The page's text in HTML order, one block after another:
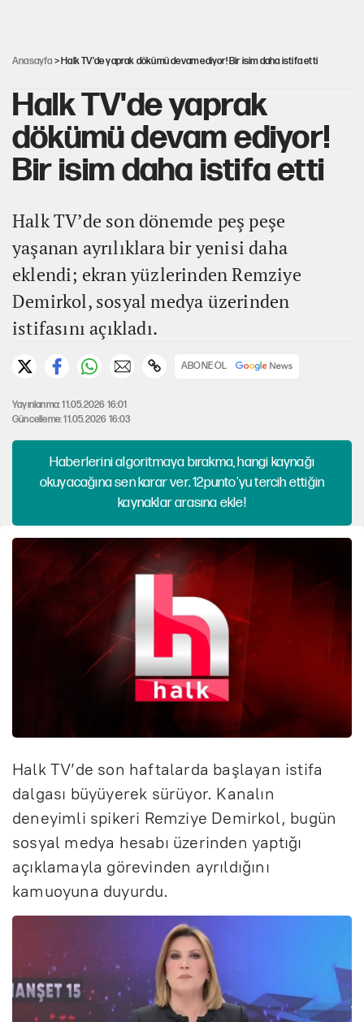
Anasayfa > Halk TV'de yaprak dökümü devam ediyor! Bir isim daha istifa etti
Halk TV'de yaprak
dökümü devam ediyor!
Bir isim daha istifa etti
Halk TV’de son dönemde peş peşe
yaşanan ayrılıklara bir yenisi daha
eklendi; ekran yüzlerinden Remziye
Demirkol, sosyal medya üzerinden
istifasını açıkladı.
ABONE OL
Yayınlanma: 11.05.2026 16:01
Güncelleme: 11.05.2026 16:03
Haberlerini algoritmaya bırakma, hangi kaynağı
okuyacağına sen karar ver. 12punto'yu tercih ettiğin
kaynaklar arasına ekle!
Halk TV’de son haftalarda başlayan istifa
dalgası büyüyerek sürüyor. Kanalın
deneyimli spikeri Remziye Demirkol, bugün
sosyal medya hesabı üzerinden yaptığı
açıklamayla görevinden ayrıldığını
kamuoyuna duyurdu.